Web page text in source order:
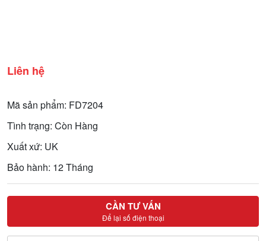
Liên hệ
Mã sản phẩm: FD7204
Tình trạng: Còn Hàng
Xuất xứ: UK
Bảo hành: 12 Tháng
CẦN TƯ VẤN
Để lại số điện thoại